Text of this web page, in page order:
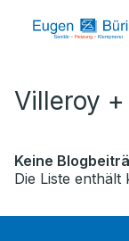
Villeroy
Keine
Die Liste enthält